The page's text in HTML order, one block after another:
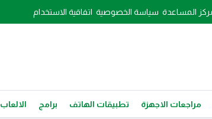
المساعدة سياسة الخصوصية اتفاقية الاستخدام
مراجعات الاجهزة تطبيقات الهاتف برامج الالعاب